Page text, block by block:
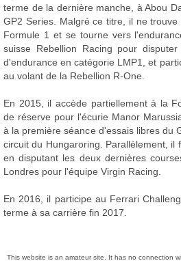
terme de la dernière manche, à Abou
GP2 Series. Malgré ce titre, il ne
Formule 1 et se tourne vers
suisse Rebellion Racing pour
d'endurance en catégorie LMP1, et
au volant de la Rebellion R-One.
En 2015, il accède partiellement à la
de réserve pour l'écurie Manor
à la première séance d'essais libres du
circuit du Hungaroring. Parallèlement, il
en disputant les deux dernières
Londres pour l'équipe Virgin Racing.
En 2016, il participe au Ferrari
terme à sa carrière fin 2017.
This website is an amateur site. It has no connection